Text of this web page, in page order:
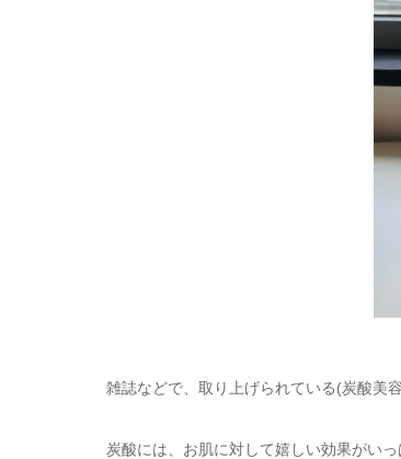
雑誌などで、取り上げられている(炭酸美
炭酸には、お肌に対して嬉しい効果がいっ